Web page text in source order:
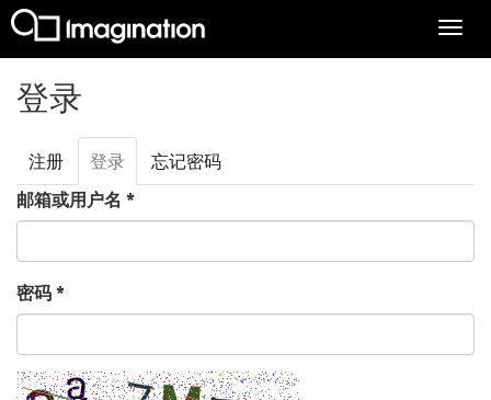
登录
主标签
注册 登录 （活
动标
忘记密码
邮箱或用户名 *
密码 *